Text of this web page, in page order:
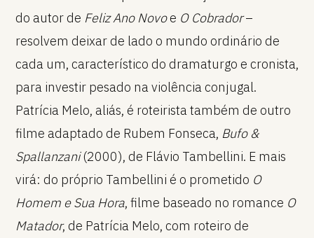
do autor de Feliz Ano Novoe O Cobrador–
resolvem deixar de lado o mundo ordinário de
cada um, característico do dramaturgo e cronista,
para investir pesado na violência conjugal.
Patrícia Melo, aliás, é roteirista também de outro
filme adaptado de Rubem Fonseca, Bufo &
Spallanzani(2000), de Flávio Tambellini. E mais
virá: do próprio Tambellini é o prometido O
Homem e Sua Hora, filme baseado no romance O
Matador, de Patrícia Melo, com roteiro de